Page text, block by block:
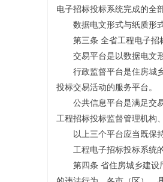
电子招标投标系统完成的全
数据电文形式与纸质形式
第三条 全省工程电子招标
交易平台是以数据电文形
行政监督平台是住房城乡
投标交易活动的服务平台。
公共信息平台是满足交易
工程招标投标监督管理机构
以上三个平台应当既保持
工程电子招标投标系统的
第四条 省住房城乡建设厅